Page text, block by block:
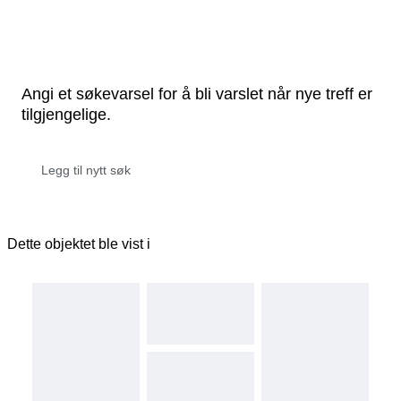
Angi et søkevarsel for å bli varslet når nye treff er
tilgjengelige.
Dette objektet ble vist i